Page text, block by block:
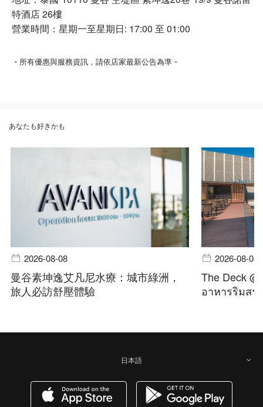
特酒店 26樓
營業時間：星期一至星期日: 17:00 至 01:00
- 所有優惠與服務資訊，請依店家最新公告為準 -
あなたも好きかも
2026-08-08
曼谷素坤逸艾凡尼水療：城市綠洲，
旅人必訪舒壓體驗
2026-08-08
The Deck
อาหารริมสร
日本語